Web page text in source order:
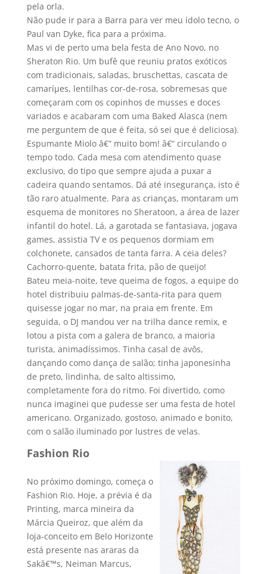
pela orla.
Não pude ir para a Barra para ver meu í­dolo tecno, o
Paul van Dyke, fica para a próxima.
Mas vi de perto uma bela festa de Ano Novo, no
Sheraton Rio. Um bufê que reuniu pratos exóticos
com tradicionais, saladas, bruschettas, cascata de
camaríµes, lentilhas cor-de-rosa, sobremesas que
começaram com os copinhos de musses e doces
variados e acabaram com uma Baked Alasca (nem
me perguntem de que é feita, só sei que é deliciosa).
Espumante Miolo â€“ muito bom! â€“ circulando o
tempo todo. Cada mesa com atendimento quase
exclusivo, do tipo que sempre ajuda a puxar a
cadeira quando sentamos. Dá até insegurança, isto é
tão raro atualmente. Para as crianças, montaram um
esquema de monitores no Sheratoon, a área de lazer
infantil do hotel. Lá, a garotada se fantasiava, jogava
games, assistia TV e os pequenos dormiam em
colchonete, cansados de tanta farra. A ceia deles?
Cachorro-quente, batata frita, pão de queijo!
Bateu meia-noite, teve queima de fogos, a equipe do
hotel distribuiu palmas-de-santa-rita para quem
quisesse jogar no mar, na praia em frente. Em
seguida, o DJ mandou ver na trilha dance remix, e
lotou a pista com a galera de branco, a maioria
turista, animadí­ssimos. Tinha casal de avôs,
dançando como dança de salão; tinha japonesinha
de preto, lindinha, de salto altissimo,
completamente fora do ritmo. Foi divertido, como
nunca imaginei que pudesse ser uma festa de hotel
americano. Organizado, gostoso, animado e bonito,
com o salão iluminado por lustres de velas.
Fashion Rio
No próximo domingo, começa o
Fashion Rio. Hoje, a prévia é da
Printing, marca mineira da
Márcia Queiroz, que além da
loja-conceito em Belo Horizonte
está presente nas araras da
Sakâ€™s, Neiman Marcus,